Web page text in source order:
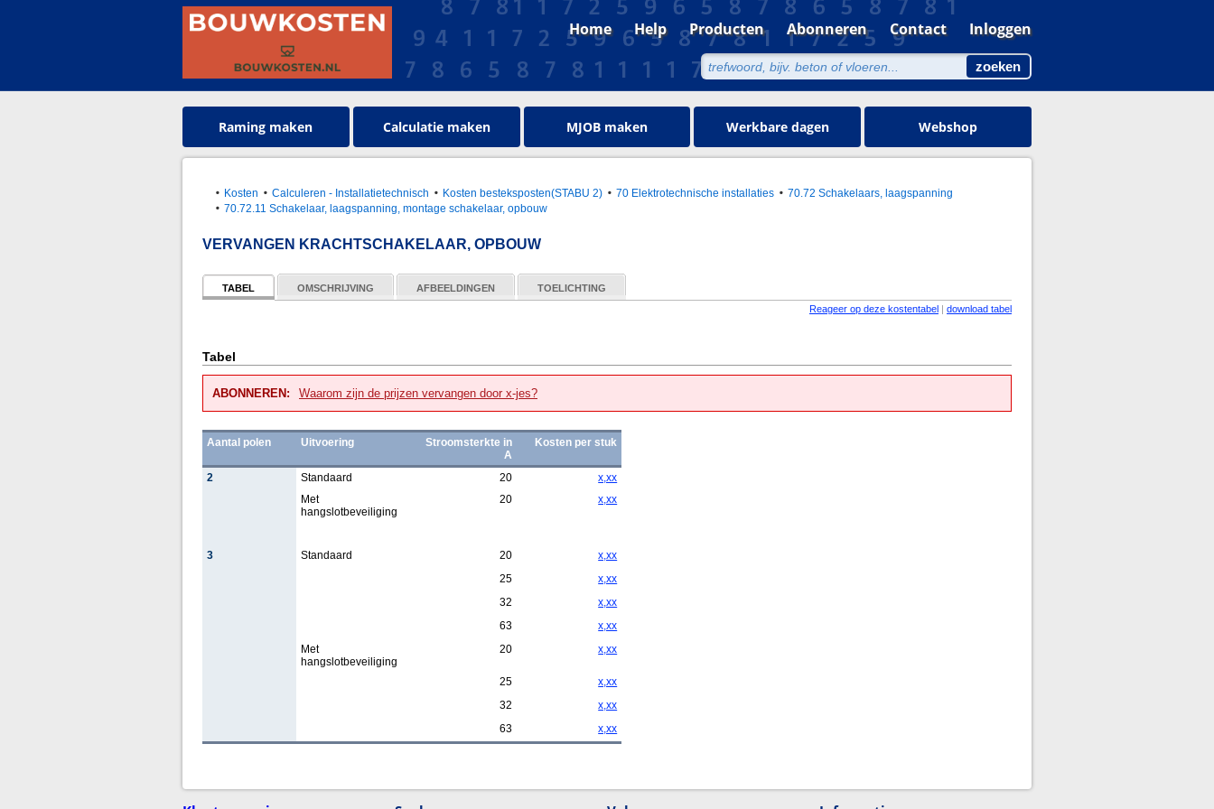
Home Help Producten Abonneren Contact Inloggen
Raming maken Calculatie maken MJOB maken Werkbare dagen Webshop
Kosten Calculeren - Installatietechnisch Kosten besteksposten(STABU 2) 70 Elektrotechnische installaties
70.72 Schakelaars, laagspanning
70.72.11 Schakelaar, laagspanning, montage schakelaar, opbouw
VERVANGEN KRACHTSCHAKELAAR, OPBOUW
TABEL OMSCHRIJVING AFBEELDINGEN
TOELICHTING
Reageer op deze kostentabel | download tabel
Tabel
ABONNEREN: Waarom zijn de prijzen vervangen door x-jes?
Aantal polen Uitvoering
Stroomsterkte in
A
Kosten per stuk
2 Standaard 20
x,xx
Met
hangslotbeveiliging
20 x,xx
3 Standaard 20
x,xx
25
x,xx
32
x,xx
63
x,xx
Met
hangslotbeveiliging
20 x,xx
25
x,xx
32
x,xx
63
x,xx